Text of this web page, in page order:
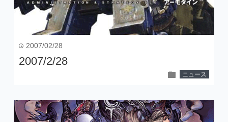
time 2007/02/28
2007/2/28
folder ニュース